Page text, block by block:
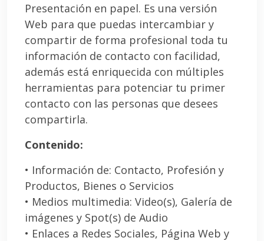
Presentación en papel. Es una versión
Web para que puedas intercambiar y
compartir de forma profesional toda tu
información de contacto con facilidad,
además está enriquecida con múltiples
herramientas para potenciar tu primer
contacto con las personas que desees
compartirla.
Contenido:
• Información de: Contacto, Profesión y
Productos, Bienes o Servicios
• Medios multimedia: Video(s), Galería de
imágenes y Spot(s) de Audio
• Enlaces a Redes Sociales, Página Web y